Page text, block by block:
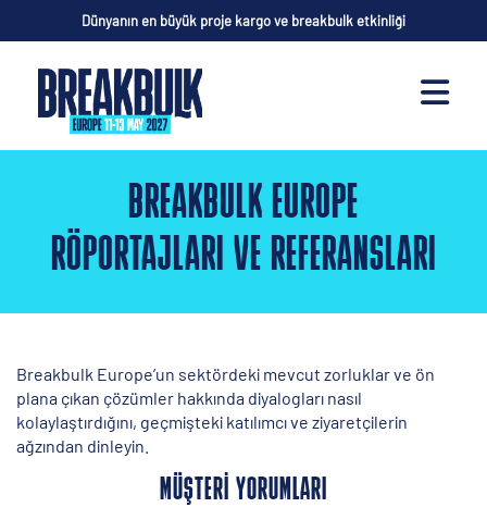
Dünyanın en büyük proje kargo ve breakbulk etkinliği
BREAKBULK EUROPE
RÖPORTAJLARI VE REFERANSLARI
Breakbulk Europe’un sektördeki mevcut zorluklar ve ön
plana çıkan çözümler hakkında diyalogları nasıl
kolaylaştırdığını, geçmişteki katılımcı ve ziyaretçilerin
ağzından dinleyin.
MÜŞTERI YORUMLARI